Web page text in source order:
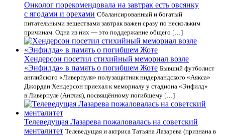
Онколог порекомендовала на завтрак есть овсянку
с ягодами и орехами Сбалансированный и богатый
питательными веществами завтрак важен сразу по нескольким
причинам. Одна из них — это поддержание общего […]
Хендерсон посетил стихийный мемориал возле
«Энфилда» в память о погибшем Жоте Бывший футболист
английского «Ливерпуля» полузащитник нидерландского «Аякса»
Джордан Хендерсон приехал к мемориалу у стадиона «Энфилд»
в Ливерпуле (Англия), посвящённому погибшему […]
Телеведущая Лазарева пожаловалась на советский
менталитет Телеведущая и актриса Татьяна Лазарева (признана в